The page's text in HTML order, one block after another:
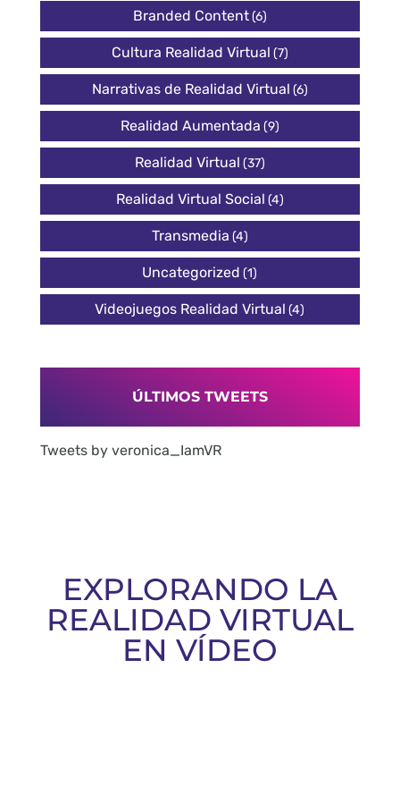
Branded Content(6)
Cultura Realidad Virtual (7)
Narrativas de Realidad Virtual (6)
Realidad Aumentada (9)
Realidad Virtual (37)
Realidad Virtual Social (4)
Transmedia (4)
Uncategorized (1)
Videojuegos Realidad Virtual (4)
ÚLTIMOS TWEETS
Tweets by veronica_IamVR
EXPLORANDO LA
REALIDAD VIRTUAL
EN VÍDEO